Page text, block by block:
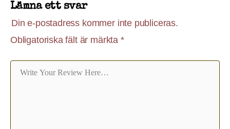
Lämna ett svar
Din e-postadress kommer inte publiceras.
Obligatoriska fält är märkta *